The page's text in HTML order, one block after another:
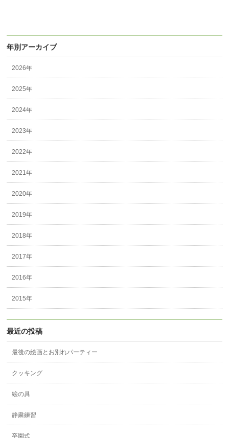
年別アーカイブ
2026年
2025年
2024年
2023年
2022年
2021年
2020年
2019年
2018年
2017年
2016年
2015年
最近の投稿
最後の絵画とお別れパーティー
クッキング
絵の具
静粛練習
卒園式